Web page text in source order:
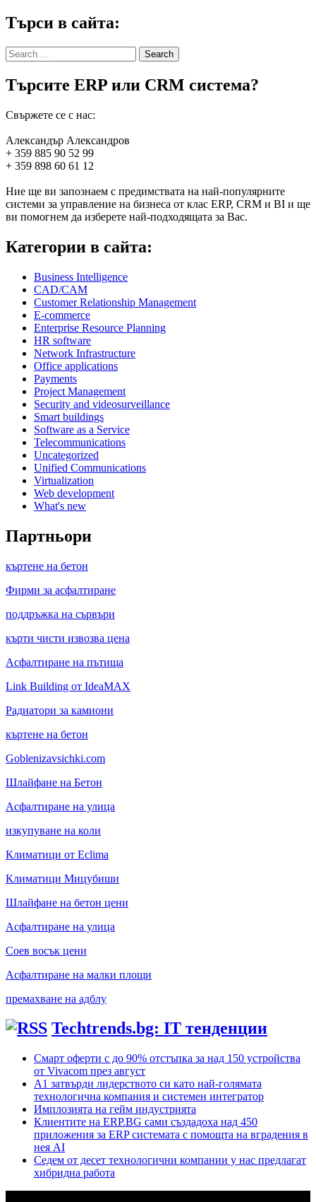
Търси в сайта:
Search
for:
Търсите ERP или CRM система?
Свържете се с нас:
Александър Александров
+ 359 885 90 52 99
+ 359 898 60 61 12
Ние ще ви запознаем с предимствата на най-популярните
системи за управление на бизнеса от клас ERP, CRM и BI и ще
ви помогнем да изберете най-подходящата за Вас.
Категории в сайта:
Business Intelligence
CAD/CAM
Customer Relationship Management
E-commerce
Enterprise Resource Planning
HR software
Network Infrastructure
Office applications
Payments
Project Management
Security and videosurveillance
Smart buildings
Software as a Service
Telecommunications
Uncategorized
Unified Communications
Virtualization
Web development
What's new
Партньори
къртене на бетон
Фирми за асфалтиране
поддръжка на сървъри
кърти чисти извозва цена
Асфалтиране на пътища
Link Building от IdeaMAX
Радиатори за камиони
къртене на бетон
Goblenizavsichki.com
Шлайфане на Бетон
Асфалтиране на улица
изкупуване на коли
Климатици от Eclima
Климатици Мицубиши
Шлайфане на бетон цени
Асфалтиране на улица
Соев восък цени
Асфалтиране на малки площи
премахване на адблу
Techtrends.bg: IT тенденции
Смарт оферти с до 90% отстъпка за над 150 устройства
от Vivacom през август
А1 затвърди лидерството си като най-голямата
технологична компания и системен интегратор
Имплозията на гейм индустрията
Клиентите на ERP.BG сами създадоха над 450
приложения за ERP системата с помощта на вградения в
нея AI
Седем от десет технологични компании у нас предлагат
хибридна работа